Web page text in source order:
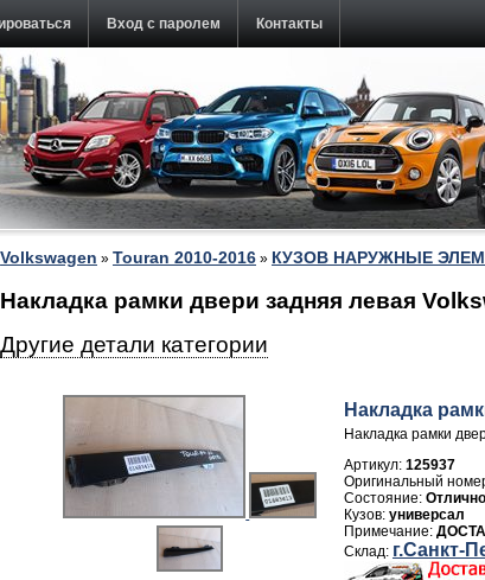
Вход с паролем Контакты
Volkswagen » Touran 2010-2016 » КУЗОВ НАРУЖНЫЕ
Накладка рамки двери задняя левая
Другие детали категории
Накладка
Накладка рамки
Артикул: 125937
универсал
г.Санкт-